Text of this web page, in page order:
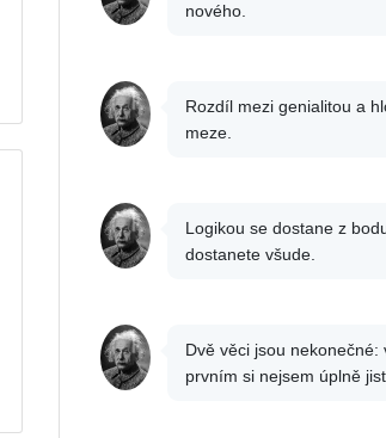
nového.
Rozdíl mezi genialitou a
meze.
Logikou se dostane z
dostanete všude.
Dvě věci jsou
prvním si nejsem úplně jist.